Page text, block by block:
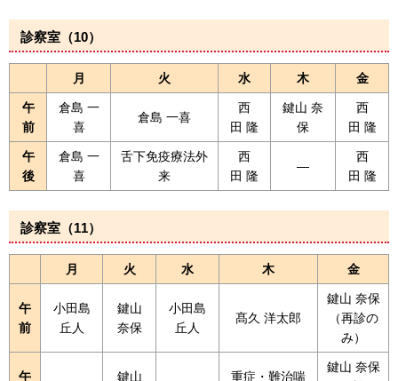
診察室（10）
月 火 水 木 金
午
前
倉島 一
喜
倉島 一喜
西
田 隆
鍵山 奈
保
西
田 隆
午
後
倉島 一
喜
舌下免疫療法外
来
西
田 隆
―
西
田 隆
診察室（11）
月 火 水 木 金
午
前
小田島
丘人
鍵山
奈保
小田島
丘人
髙久 洋太郎
鍵山 奈保
（再診の
み）
午
鍵山
重症・難治喘
鍵山 奈保